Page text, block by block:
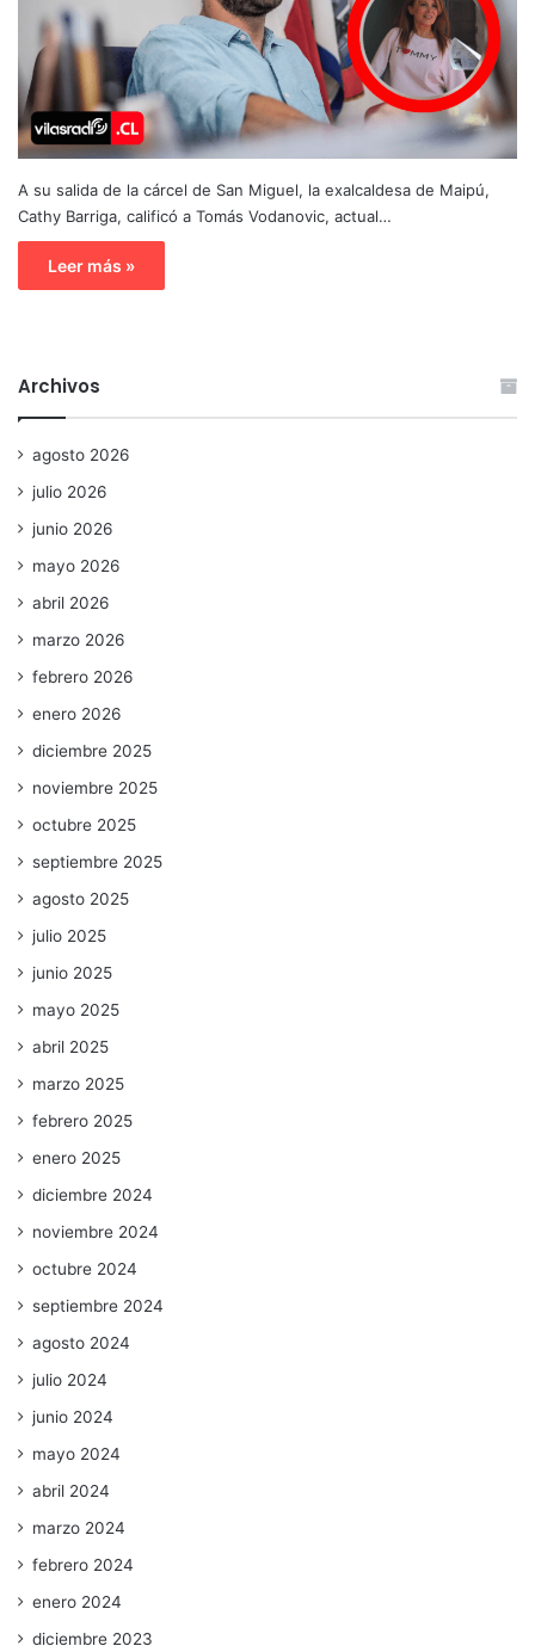
A su salida de la cárcel de San Miguel, la exalcaldesa de Maipú,
Cathy Barriga, calificó a Tomás Vodanovic, actual…
Leer más »
Archivos
agosto 2026
julio 2026
junio 2026
mayo 2026
abril 2026
marzo 2026
febrero 2026
enero 2026
diciembre 2025
noviembre 2025
octubre 2025
septiembre 2025
agosto 2025
julio 2025
junio 2025
mayo 2025
abril 2025
marzo 2025
febrero 2025
enero 2025
diciembre 2024
noviembre 2024
octubre 2024
septiembre 2024
agosto 2024
julio 2024
junio 2024
mayo 2024
abril 2024
marzo 2024
febrero 2024
enero 2024
diciembre 2023